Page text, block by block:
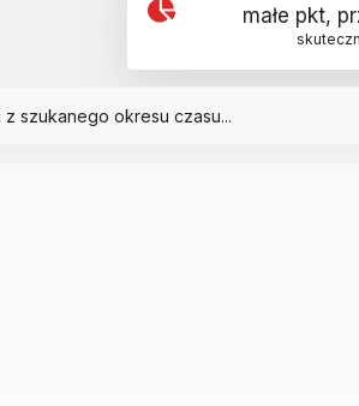
małe pkt,
szukanego okresu czasu...